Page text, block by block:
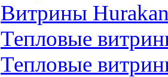
Витрины
Тепловые
Тепловые